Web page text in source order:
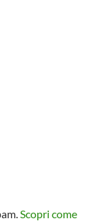
Scopri come